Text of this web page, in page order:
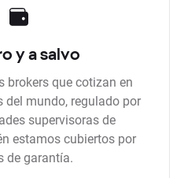
y a salvo
brokers que cotizan en
del mundo, regulado por
supervisoras de
estamos cubiertos por
de garantía.